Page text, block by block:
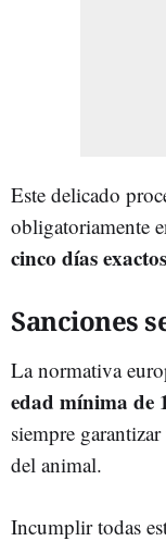
Este delicado
obligatoriamente
cinco días exactos
Sanciones
La normativa
edad mínima de
siempre
del animal.
Incumplir todas